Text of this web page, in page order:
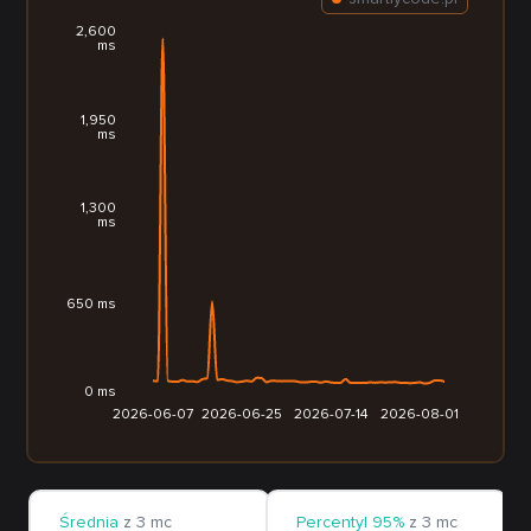
2026-06-07 2026-06-25 2026-07-14 2026-08-01
0 ms
650 ms
1,300
ms
1,950
ms
2,600
ms
Średnia z 3 mc Percentyl 95% z 3 mc